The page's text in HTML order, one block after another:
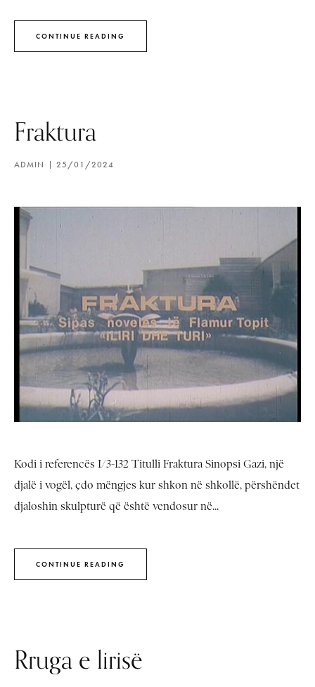
CONTINUE READING
Fraktura
ADMIN 25/01/2024
Kodi i referencës I/3-132 Titulli Fraktura Sinopsi Gazi, një
djalë i vogël, çdo mëngjes kur shkon në shkollë, përshëndet
djaloshin skulpturë që është vendosur në...
CONTINUE READING
Rruga e lirisë